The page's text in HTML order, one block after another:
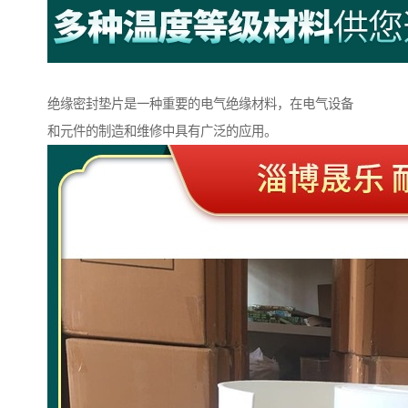
绝缘密封垫片是一种重要的电气绝缘材料，在电气设备
和元件的制造和维修中具有广泛的应用。